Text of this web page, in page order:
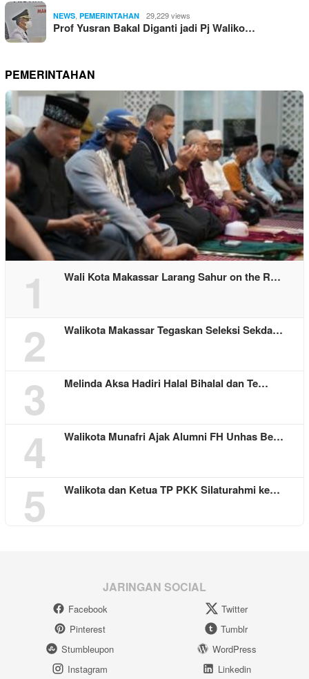
NEWS PEMERINTAHAN 29,229 views
Prof Yusran Bakal Diganti jadi Pj Waliko…
PEMERINTAHAN
1 Wali Kota Makassar Larang Sahur on the R…
2 Walikota Makassar Tegaskan Seleksi Sekda…
3 Melinda Aksa Hadiri Halal Bihalal dan Te…
4 Walikota Munafri Ajak Alumni FH Unhas Be…
5 Walikota dan Ketua TP PKK Silaturahmi ke…
JARINGAN SOCIAL
Facebook
Twitter
Pinterest
Tumblr
Stumbleupon
WordPress
Instagram
Linkedin